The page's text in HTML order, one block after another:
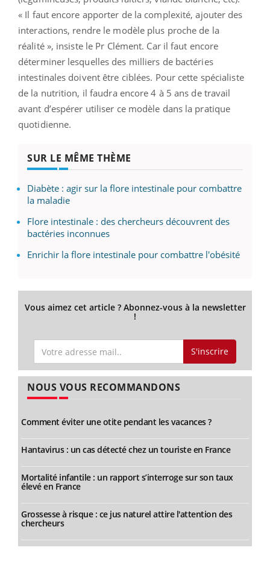
« Il faut encore apporter de la complexité, ajouter des
interactions, rendre le modèle plus proche de la
réalité », insiste le Pr Clément. Car il faut encore
déterminer lesquelles des milliers de bactéries
intestinales doivent être ciblées. Pour cette spécialiste
de la nutrition, il faudra encore 4 à 5 ans de travail
avant d’espérer utiliser ce modèle dans la pratique
quotidienne.
SUR LE MÊME THÈME
Diabète : agir sur la flore intestinale pour combattre
la maladie
Flore intestinale : des chercheurs découvrent des
bactéries inconnues
Enrichir la flore intestinale pour combattre l'obésité
Vous aimez cet article ? Abonnez-vous à la newsletter
!
S'inscrire
NOUS VOUS RECOMMANDONS
Comment éviter une otite pendant les vacances ?
Hantavirus : un cas détecté chez un touriste en France
Mortalité infantile : un rapport s’interroge sur son taux
élevé en France
Grossesse à risque : ce jus naturel attire l'attention des
chercheurs